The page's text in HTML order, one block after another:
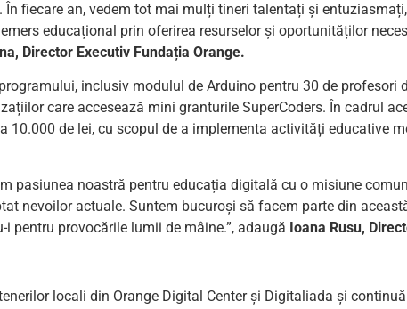
fiecare an, vedem tot mai mulți tineri talentați și
educațional prin oferirea resurselor și oportunităților
Director Executiv Fundația Orange.
inclusiv modulul de Arduino pentru 30 de profesori
care accesează mini granturile SuperCoders. În cadrul
10.000 de lei, cu scopul de a implementa activități educative
pasiunea noastră pentru educația digitală cu o misiune
nevoilor actuale. Suntem bucuroși să facem parte din
pentru provocările lumii de mâine.”, adaugă Ioana Rusu,
locali din Orange Digital Center și Digitaliada și